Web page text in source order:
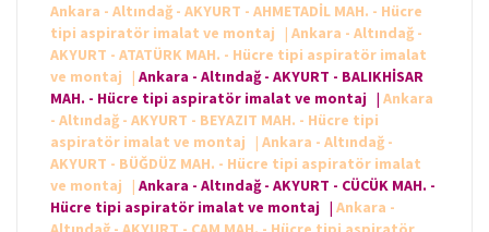
Ankara - Altındağ - AKYURT - AHMETADİL MAH. - Hücre
tipi aspiratör imalat ve montaj
| Ankara - Altındağ -
AKYURT - ATATÜRK MAH. - Hücre tipi aspiratör imalat
ve montaj
| Ankara - Altındağ - AKYURT - BALIKHİSAR
MAH. - Hücre tipi aspiratör imalat ve montaj | Ankara
- Altındağ - AKYURT - BEYAZIT MAH. - Hücre tipi
aspiratör imalat ve montaj
| Ankara - Altındağ -
AKYURT - BÜĞDÜZ MAH. - Hücre tipi aspiratör imalat
ve montaj
| Ankara - Altındağ - AKYURT - CÜCÜK MAH. -
Hücre tipi aspiratör imalat ve montaj | Ankara -